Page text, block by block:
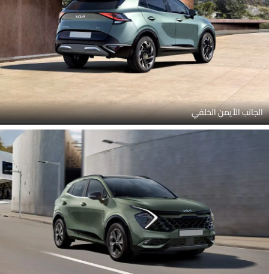
الجانب الأيمن الخلفي